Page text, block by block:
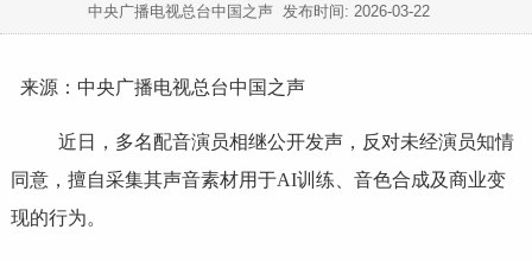
中央广播电视总台中国之声 发布时间: 2026-03-22
来源：中央广播电视总台中国之声
近日，多名配音演员相继公开发声，反对未经演员知情
同意，擅自采集其声音素材用于AI训练、音色合成及商业变
现的行为。